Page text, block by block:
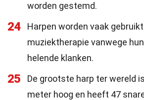
worden gestemd.
24
Harpen worden vaak
muziektherapie vanwege
helende klanken.
25
De grootste harp ter wereld
meter hoog en heeft 47